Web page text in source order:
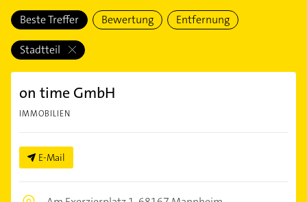
Beste Treffer Bewertung Entfernung
Stadtteil
on time GmbH
IMMOBILIEN
E-Mail